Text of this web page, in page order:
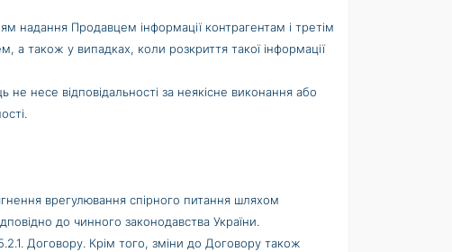
надання Продавцем інформації контрагентам і третім
а також у випадках, коли розкриття такої інформації
несе відповідальності за неякісне виконання або
врегулювання спірного питання шляхом
до чинного законодавства України.
Договору. Крім того, зміни до Договору також